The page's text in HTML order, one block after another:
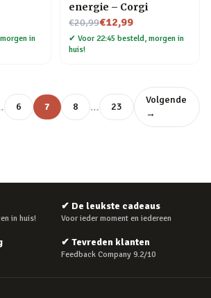
in
energie – Corgi
€20,99
Nu voor€12,99
✔ Voor 22:45 besteld, morgen in
huis!
6 7 8 … 23
Volgende
→
in huis!
✔ De leukste cadeaus
Voor ieder moment en iedereen
✔ Tevreden klanten
Feedback Company 9.2/10